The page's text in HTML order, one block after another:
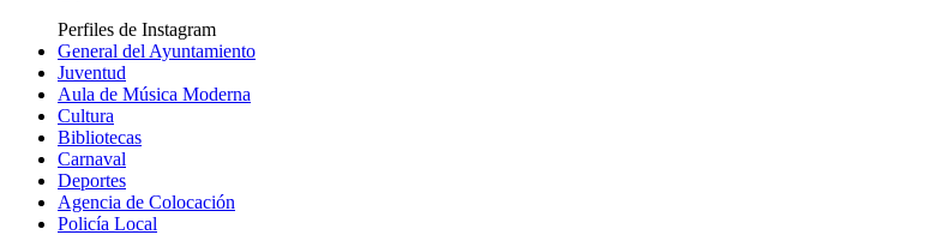
Perfiles de Instagram
General del Ayuntamiento
Juventud
Aula de Música Moderna
Cultura
Bibliotecas
Carnaval
Deportes
Agencia de Colocación
Policía Local